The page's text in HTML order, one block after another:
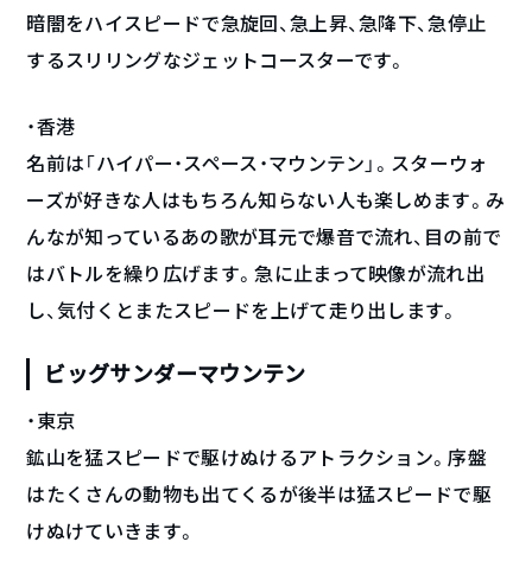
暗闇をハイスピードで急旋回、急上昇、急降下、急停止
するスリリングなジェットコースターです。
・香港
名前は「ハイパー・スペース・マウンテン」。スターウォ
ーズが好きな人はもちろん知らない人も楽しめます。み
んなが知っているあの歌が耳元で爆音で流れ、目の前で
はバトルを繰り広げます。急に止まって映像が流れ出
し、気付くとまたスピードを上げて走り出します。
ビッグサンダーマウンテン
・東京
鉱山を猛スピードで駆けぬけるアトラクション。序盤
はたくさんの動物も出てくるが後半は猛スピードで駆
けぬけていきます。